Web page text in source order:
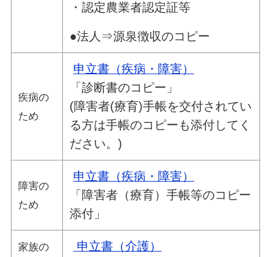
・認定農業者認定証等
●法人⇒源泉徴収のコピー
疾病の
ため
申立書（疾病・障害）
「診断書のコピー」
(障害者(療育)手帳を交付されてい
る方は手帳のコピーも添付してく
ださい。)
障害の
ため
申立書（疾病・障害）
「障害者（療育）手帳等のコピー
添付」
家族の
申立書（介護）